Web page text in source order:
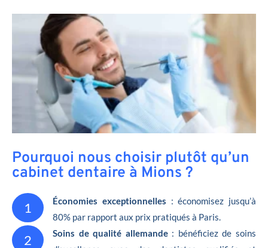
Pourquoi nous choisir plutôt qu’un
cabinet dentaire à Mions ?
1 Économies exceptionnelles : économisez jusqu’à
80% par rapport aux prix pratiqués à Paris.
2 Soins de qualité allemande: bénéficiez de soins